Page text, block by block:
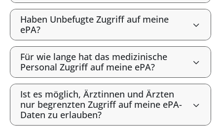
Haben Unbefugte Zugriff auf meine
ePA?
Für wie lange hat das medizinische
Personal Zugriff auf meine ePA?
Ist es möglich, Ärztinnen und Ärzten
nur begrenzten Zugriff auf meine ePA-
Daten zu erlauben?